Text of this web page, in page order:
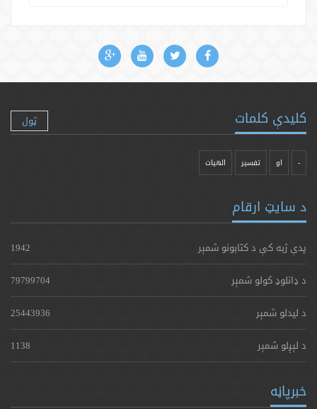
کلیدې کلمات ټول
- او تفسیر الهیات
د سایټ ارقام
پدې ژبه کې د کتابونو شمېر
1942
د ډانلوډ کولو شمېر
79799704
د لیدلو شمېر
25443936
د لېږلو شمېر
1138
خبرپاڼه